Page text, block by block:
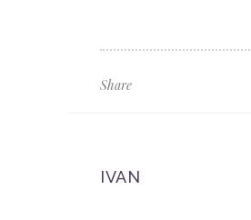
Share
IVAN